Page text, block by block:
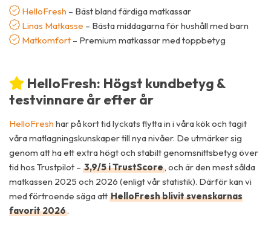
HelloFresh – Bäst bland färdiga matkassar
Linas Matkasse – Bästa middagarna för hushåll med barn
Matkomfort – Premium matkassar med toppbetyg
HelloFresh: Högst kundbetyg &
testvinnare år efter år
HelloFresh har på kort tid lyckats flytta in i våra kök och tagit
våra matlagningskunskaper till nya nivåer. De utmärker sig
genom att ha ett extra högt och stabilt genomsnittsbetyg över
tid hos Trustpilot – 3,9/5 i TrustScore, och är den mest sålda
matkassen 2025 och 2026 (enligt vår statistik). Därför kan vi
med förtroende säga att HelloFresh blivit svenskarnas
favorit 2026.